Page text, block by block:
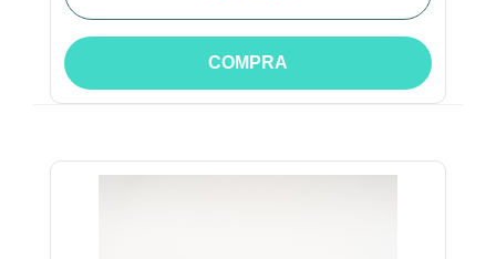
COMPRA